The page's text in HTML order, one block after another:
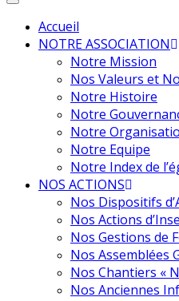
Toggle
navigation
Accueil
NOTRE ASSOCIATION
Notre Mission
Nos Valeurs et
Notre Histoire
Notre
Notre
Notre Equipe
Notre Index de
NOS ACTIONS
Nos Dispositifs
Nos Actions
Nos Gestions de
Nos Assemblées
Nos Chantiers «
Nos Anciennes